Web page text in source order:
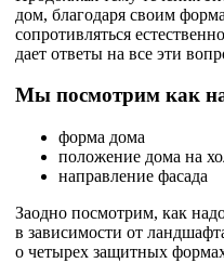
дом, благодаря своим
сопротивляться
дает ответы на все эти
Мы посмотрим как
форма дома
положение дома на
направление фасада
Заодно посмотрим, как
в зависимости от
о четырех защитных